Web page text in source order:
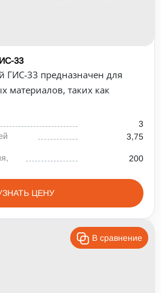
33
ГИС-33 предназначен для
материалов, таких как
3
3,75
200
ЦЕНУ
В сравнение